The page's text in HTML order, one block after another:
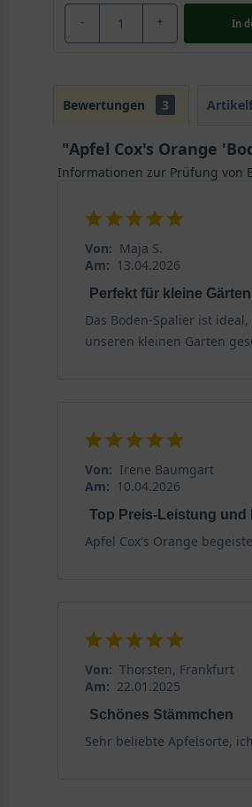
- + In
Bewertungen 3
"Apfel Cox's Orange
Informationen zur Prüfung von
Von: Maja S.
Am: 13.04.2026
Perfekt für kleine Gärten
Das Boden-Spalier ist
unseren kleinen Garten
Von: Irene Baumgart
Am: 10.04.2026
Top Preis-Leistung und
Apfel Cox's Orange
Von: Thorsten, Frankfurt
Am: 22.01.2025
Schönes Stämmchen
Sehr beliebte Apfelsorte,